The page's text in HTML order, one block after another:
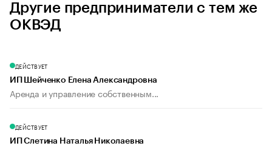
Другие предприниматели с тем же
ОКВЭД
ДЕЙСТВУЕТ
ИП Шейченко Елена Александровна
Аренда и управление собственным...
ДЕЙСТВУЕТ
ИП Слетина Наталья Николаевна